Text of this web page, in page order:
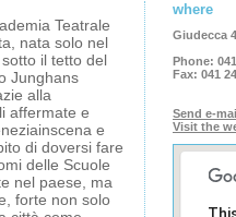
Teatrale
nata solo nel
il tetto del
Junghans
alla
affermate e
e
di doversi fare
delle Scuole
nel paese, ma
forte non solo
where
Giudecca
Phone:
Fax: 041
Send e-
Visit the